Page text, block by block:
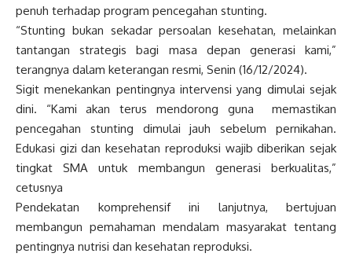
penuh terhadap program pencegahan stunting.
“Stunting bukan sekadar persoalan kesehatan, melainkan
tantangan strategis bagi masa depan generasi kami,”
terangnya dalam keterangan resmi, Senin (16/12/2024).
Sigit menekankan pentingnya intervensi yang dimulai sejak
dini. “Kami akan terus mendorong guna memastikan
pencegahan stunting dimulai jauh sebelum pernikahan.
Edukasi gizi dan kesehatan reproduksi wajib diberikan sejak
tingkat SMA untuk membangun generasi berkualitas,”
cetusnya
Pendekatan komprehensif ini lanjutnya, bertujuan
membangun pemahaman mendalam masyarakat tentang
pentingnya nutrisi dan kesehatan reproduksi.